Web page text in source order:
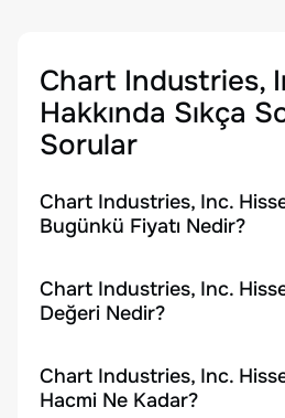
Chart Industries,
Hakkında Sıkça
Sorular
Chart Industries, Inc.
Bugünkü Fiyatı Nedir?
Chart Industries, Inc.
Değeri Nedir?
Chart Industries, Inc.
Hacmi Ne Kadar?